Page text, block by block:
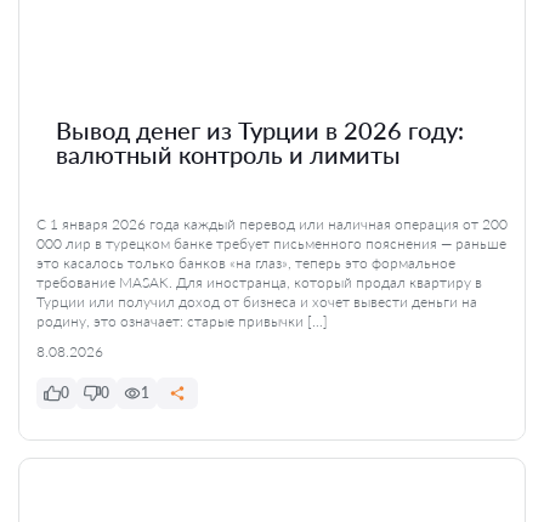
Вывод денег из Турции в 2026 году:
валютный контроль и лимиты
С 1 января 2026 года каждый перевод или наличная операция от 200
000 лир в турецком банке требует письменного пояснения — раньше
это касалось только банков «на глаз», теперь это формальное
требование MASAK. Для иностранца, который продал квартиру в
Турции или получил доход от бизнеса и хочет вывести деньги на
родину, это означает: старые привычки […]
8.08.2026
0 0 1